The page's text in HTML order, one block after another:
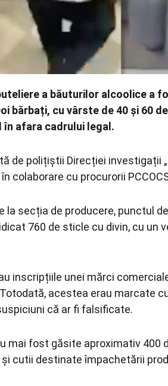
a băuturilor alcoolice a
bărbați, cu vârste de 40 și 60
afara cadrului legal.
polițiștii Direcției investigații
colaborare cu procurorii
secția de producere, punctul
760 de sticle cu divin, cu un
inscripțiile unei mărci
acestea erau marcate
că ar fi falsificate.
mai fost găsite aproximativ 400
cutii destinate împachetării